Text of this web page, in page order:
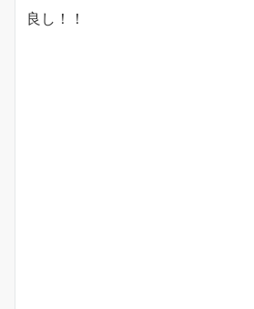
良し！！